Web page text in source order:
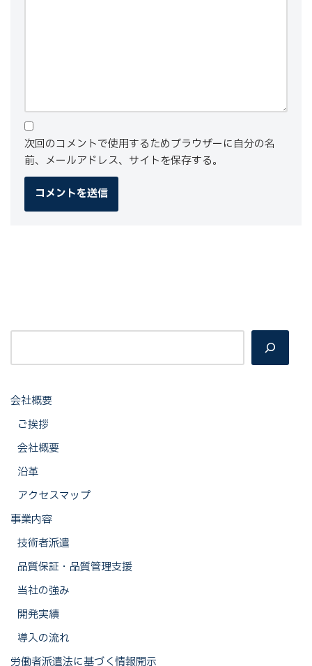
次回のコメントで使用するためブラウザーに自分の名
前、メールアドレス、サイトを保存する。
会社概要
ご挨拶
会社概要
沿革
アクセスマップ
事業内容
技術者派遣
品質保証・品質管理支援
当社の強み
開発実績
導入の流れ
労働者派遣法に基づく情報開示